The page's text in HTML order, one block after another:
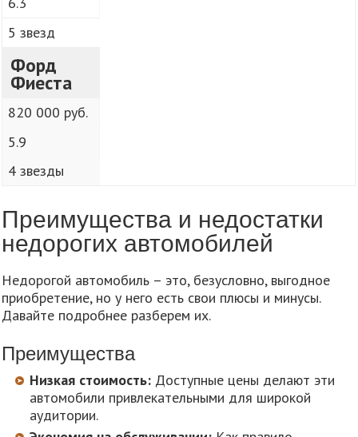
5 звезд
Форд
Фиеста
820 000 руб.
5.9
4 звезды
Преимущества и недостатки
недорогих автомобилей
Недорогой автомобиль – это, безусловно, выгодное
приобретение, но у него есть свои плюсы и минусы.
Давайте подробнее разберем их.
Преимущества
Низкая стоимость: Доступные цены делают эти
автомобили привлекательными для широкой
аудитории.